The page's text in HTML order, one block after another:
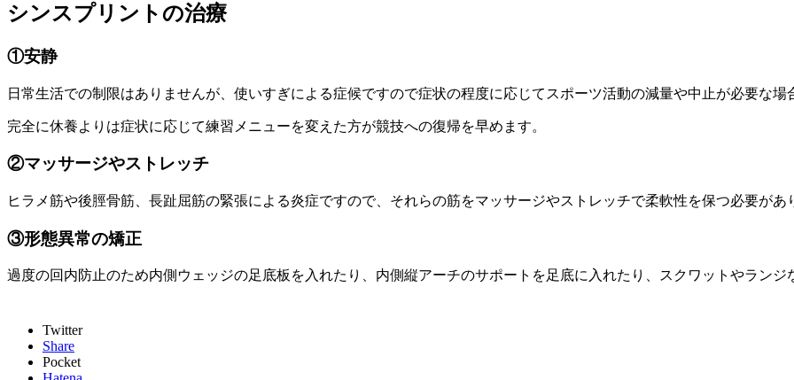
シンスプリントの治療
①安静
日常生活での制限はありませんが、使いすぎによる症候ですので症状の程度に応じてスポーツ活動の減量や中止が必要な場
完全に休養よりは症状に応じて練習メニューを変えた方が競技への復帰を早めます。
②マッサージやストレッチ
ヒラメ筋や後脛骨筋、長趾屈筋の緊張による炎症ですので、それらの筋をマッサージやストレッチで柔軟性を保つ必要があ
③形態異常の矯正
過度の回内防止のため内側ウェッジの足底板を入れたり、内側縦アーチのサポートを足底に入れたり、スクワットやランジ
Twitter
Share
Pocket